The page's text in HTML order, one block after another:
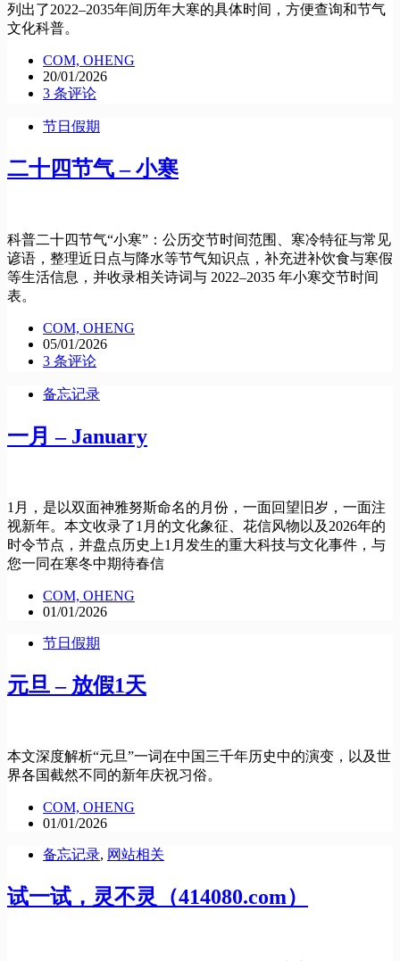
列出了2022–2035年间历年大寒的具体时间，方便查询和节气
文化科普。
COM, OHENG
20/01/2026
3 条评论
节日假期
二十四节气 – 小寒
科普二十四节气“小寒”：公历交节时间范围、寒冷特征与常见
谚语，整理近日点与降水等节气知识点，补充进补饮食与寒假
等生活信息，并收录相关诗词与 2022–2035 年小寒交节时间
表。
COM, OHENG
05/01/2026
3 条评论
备忘记录
一月 – January
1月，是以双面神雅努斯命名的月份，一面回望旧岁，一面注
视新年。本文收录了1月的文化象征、花信风物以及2026年的
时令节点，并盘点历史上1月发生的重大科技与文化事件，与
您一同在寒冬中期待春信
COM, OHENG
01/01/2026
节日假期
元旦 – 放假1天
本文深度解析“元旦”一词在中国三千年历史中的演变，以及世
界各国截然不同的新年庆祝习俗。
COM, OHENG
01/01/2026
备忘记录, 网站相关
试一试，灵不灵（414080.com）